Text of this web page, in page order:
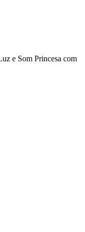
e Som Princesa com